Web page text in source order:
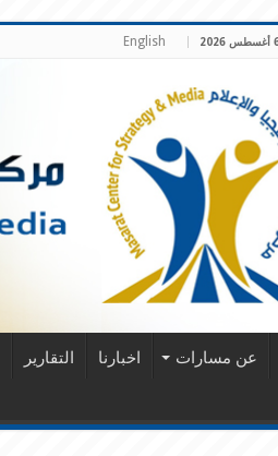
English
عن مسارات اخبارنا التقارير